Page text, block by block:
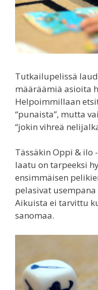
Tutkailupelissä
määräämiä asioita
Helpoimmillaan
“punaista”, mutta
“jokin vihreä
Tässäkin Oppi & ilo
laatu on tarpeeksi
ensimmäisen
pelasivat
Aikuista ei tarvittu
sanomaa.